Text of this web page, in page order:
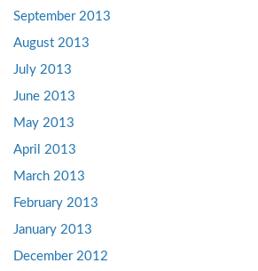
September 2013
August 2013
July 2013
June 2013
May 2013
April 2013
March 2013
February 2013
January 2013
December 2012